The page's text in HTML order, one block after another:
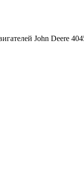
John Deere